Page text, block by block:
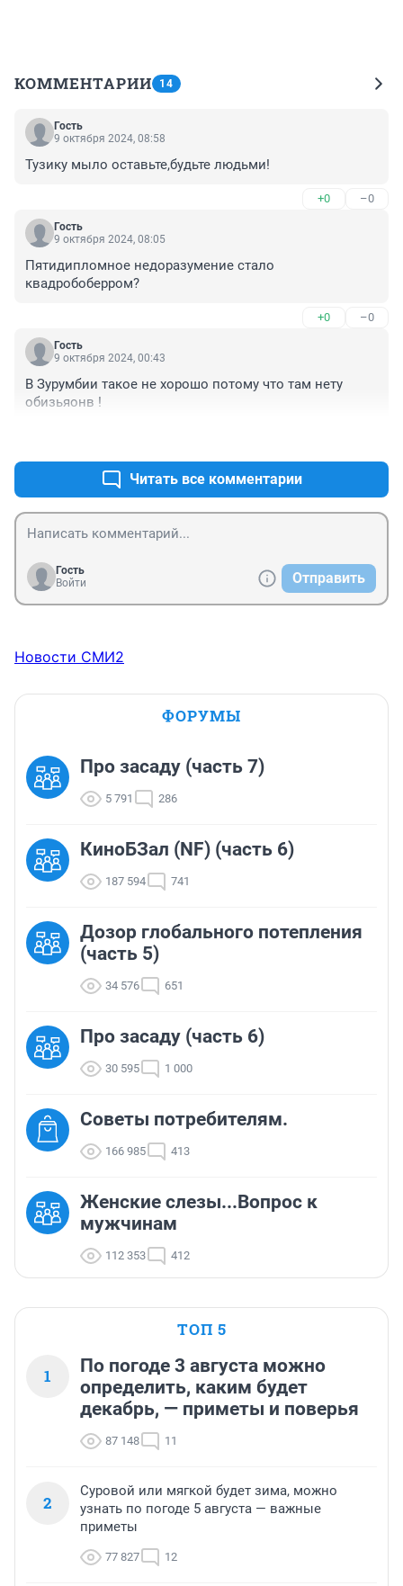
КОММЕНТАРИИ 14
Гость
9 октября 2024, 08:58
Тузику мыло оставьте,будьте людьми!
+0 –0
Гость
9 октября 2024, 08:05
Пятидипломное недоразумение стало
квадробоберром?
+0 –0
Гость
9 октября 2024, 00:43
В Зурумбии такое не хорошо потому что там нету
обизьяонв !
Читать все комментарии
Гость
Войти
Отправить
Новости СМИ2
ФОРУМЫ
Про засаду (часть 7)
5 791 286
КиноБЗал (NF) (часть 6)
187 594 741
Дозор глобального потепления
(часть 5)
34 576 651
Про засаду (часть 6)
30 595 1 000
Советы потребителям.
166 985 413
Женские слезы...Вопрос к
мужчинам
112 353 412
ТОП 5
1
По погоде 3 августа можно
определить, каким будет
декабрь, — приметы и поверья
87 148 11
2
Суровой или мягкой будет зима, можно
узнать по погоде 5 августа — важные
приметы
77 827 12